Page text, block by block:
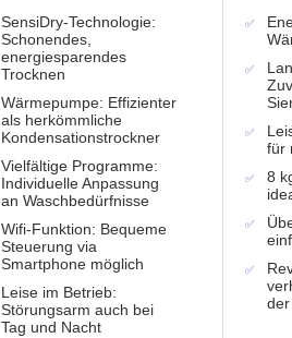
SensiDry-Technologie:
Schonendes,
energiesparendes
Trocknen
Wärmepumpe: Effizienter
als herkömmliche
Kondensationstrockner
Vielfältige Programme:
Individuelle Anpassung
an Waschbedürfnisse
Wifi-Funktion: Bequeme
Steuerung via
Smartphone möglich
Leise im Betrieb:
Störungsarm auch bei
Tag und Nacht
für
8